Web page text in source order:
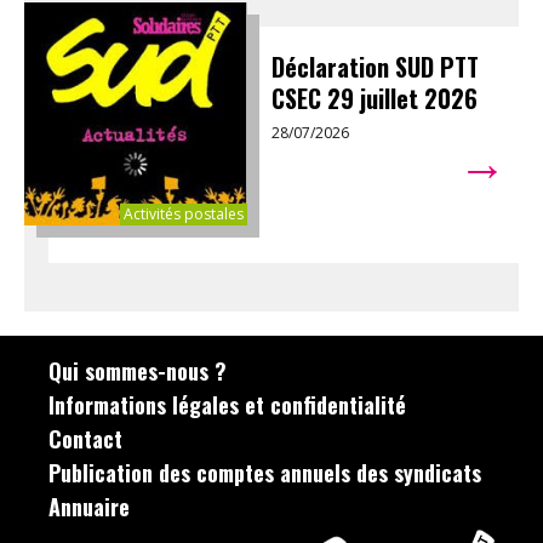
Activités postales
Déclaration SUD PTT
CSEC 29 juillet 2026
28/07/2026 →
Qui sommes-nous ?
Informations légales et confidentialité
Contact
Publication des comptes annuels des syndicats
Annuaire